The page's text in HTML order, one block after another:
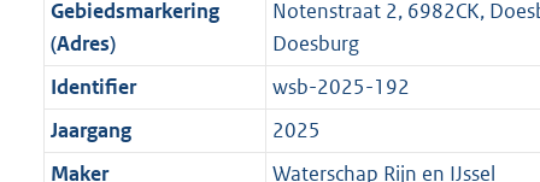
f
o
m
a
a
b
n
f
r
m
a
b
i
n
o
r
m
b
e
i
f
o
r
5
o
o
t
t
e
r
o
o
t
Gebiedsmarkering
(Adres)
Notenstraat 2, 6982CK,
Doesburg
Identifier
wsb-2025-192
Jaargang
2025
Maker
Waterschap Rijn en IJssel